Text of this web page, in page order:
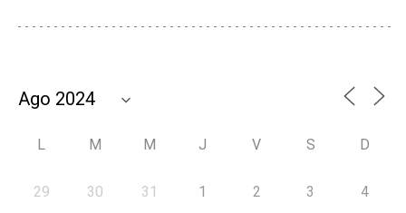
L M M J V S D
29 30 31 1 2 3 4